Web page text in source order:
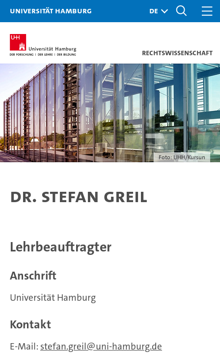
Universität Hamburg
Rechtswissenschaft
Foto: UHH/Kursun
Dr. Stefan Greil
Lehrbeauftragter
Anschrift
Universität Hamburg
Kontakt
E-Mail: stefan.greil uni-hamburg.de